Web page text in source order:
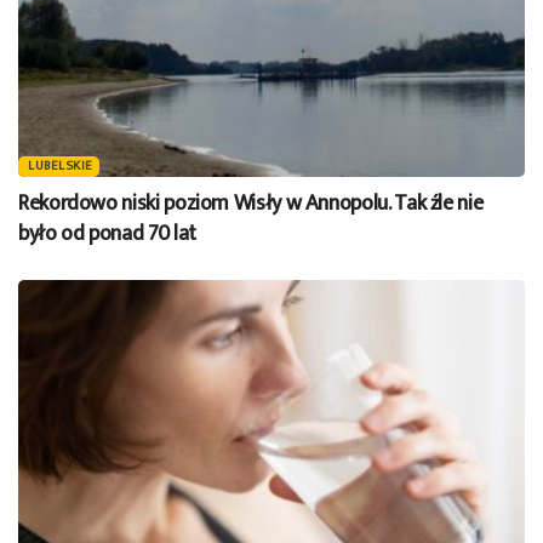
LUBELSKIE
Rekordowo niski poziom Wisły w Annopolu. Tak źle nie
było od ponad 70 lat